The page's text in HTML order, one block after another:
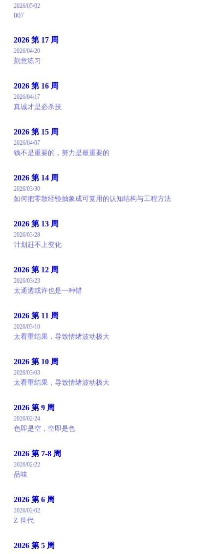
2026/05/02
007
2026 第 17 周
2026/04/20
刻意练习
2026 第 16 周
2026/04/17
真诚才是必杀技
2026 第 15 周
2026/04/07
钱不是重要的，努力是最重要的
2026 第 14 周
2026/03/30
如何把零散经验抽象成可复用的认知结构与工程方法
2026 第 13 周
2026/03/28
计划赶不上变化
2026 第 12 周
2026/03/23
太通透或许也是一种错
2026 第 11 周
2026/03/10
太看重结果，导致情绪波动极大
2026 第 10 周
2026/03/03
太看重结果，导致情绪波动极大
2026 第 9 周
2026/02/24
色即是空，空即是色
2026 第 7-8 周
2026/02/22
品味
2026 第 6 周
2026/02/02
Z 世代
2026 第 5 周